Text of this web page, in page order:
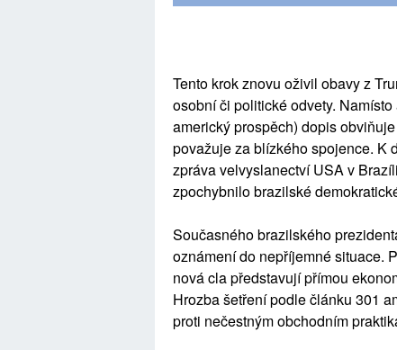
Tento krok znovu oživil obavy z
osobní či politické odvety.
americký prospěch) dopis
považuje za blízkého spojence. K
zpráva velvyslanectví USA v
zpochybnilo brazilské
Současného brazilského
oznámení do nepříjemné situace.
nová cla představují přímou
Hrozba šetření podle článku 301
proti nečestným obchodním